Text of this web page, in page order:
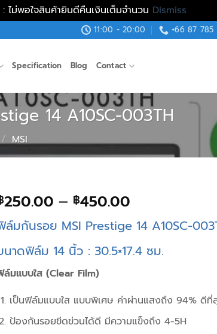
ม่พอใจสินค้ายินดีคืนเงินเต็มจำนวน Dismiss
11:00 - 20:00 +66 87
Specification Blog Contact
14 A10SC-003TH
/ MSI
250.00 – ฿450.00
฿250.00
through
฿450.00
ล์มกันรอย MSI Prestige 14 A10SC-
นาดฟิล์ม 14 นิ้ว : 30.5×17.4 ซม.
ล์มแบบใส (Clear Film)
เป็นฟิล์มแบบใส แบบพิเศษ ค่าผ่านแสงถึง 94% ดี
ป้องกันรอยขีดข่วนได้ดี มีความแข็งถึง 4-5H